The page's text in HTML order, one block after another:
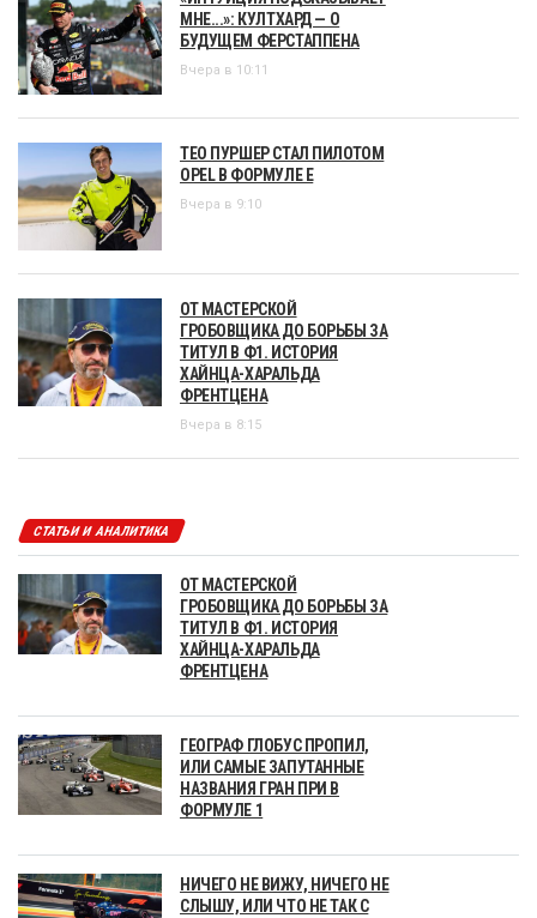
МНЕ...»: КУЛТХАРД — О
БУДУЩЕМ ФЕРСТАППЕНА
Вчера в 10:11
ТЕО ПУРШЕР СТАЛ ПИЛОТОМ
OPEL В ФОРМУЛЕ Е
Вчера в 9:10
ОТ МАСТЕРСКОЙ
ГРОБОВЩИКА ДО БОРЬБЫ ЗА
ТИТУЛ В Ф1. ИСТОРИЯ
ХАЙНЦА-ХАРАЛЬДА
ФРЕНТЦЕНА
Вчера в 8:15
СТАТЬИ И АНАЛИТИКА
ОТ МАСТЕРСКОЙ
ГРОБОВЩИКА ДО БОРЬБЫ ЗА
ТИТУЛ В Ф1. ИСТОРИЯ
ХАЙНЦА-ХАРАЛЬДА
ФРЕНТЦЕНА
ГЕОГРАФ ГЛОБУС ПРОПИЛ,
ИЛИ САМЫЕ ЗАПУТАННЫЕ
НАЗВАНИЯ ГРАН ПРИ В
ФОРМУЛЕ 1
НИЧЕГО НЕ ВИЖУ, НИЧЕГО НЕ
СЛЫШУ, ИЛИ ЧТО НЕ ТАК С